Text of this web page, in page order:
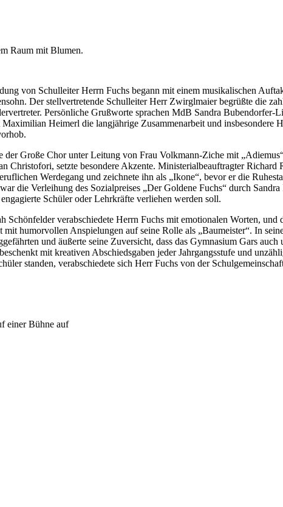
von Schulleiter Herrn Fuchs begann mit einem musikalischen
Der stellvertretende Schulleiter Herr Zwirglmaier begrüßte die
Persönliche Grußworte sprachen MdB Sandra Bubendorfer-
Heimerl die langjährige Zusammenarbeit und insbesondere
der Große Chor unter Leitung von Frau Volkmann-Ziche mit
Christofori, setzte besondere Akzente. Ministerialbeauftragter Richard
Werdegang und zeichnete ihn als „Ikone“, bevor er die
die Verleihung des Sozialpreises „Der Goldene Fuchs“ durch
Schüler oder Lehrkräfte verliehen werden soll.
Schönfelder verabschiedete Herrn Fuchs mit emotionalen Worten, und
humorvollen Anspielungen auf seine Rolle als „Baumeister“. In
und äußerte seine Zuversicht, dass das Gymnasium Gars
mit kreativen Abschiedsgaben jeder Jahrgangsstufe und
standen, verabschiedete sich Herr Fuchs von der